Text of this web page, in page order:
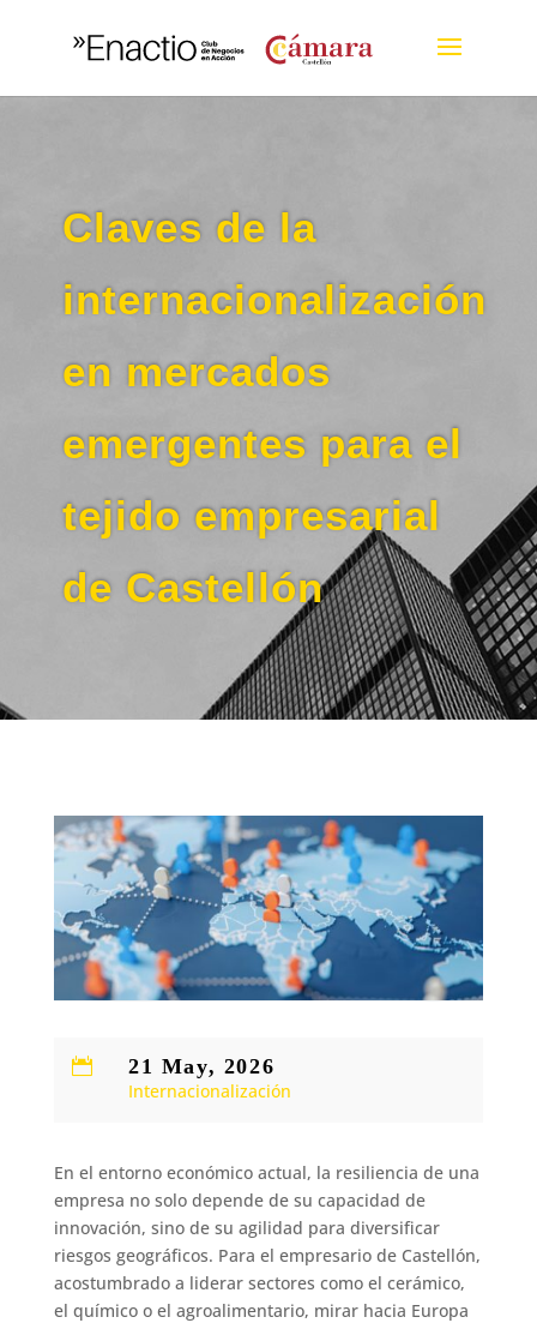
Claves de la
internacionalización
en mercados
emergentes para el
tejido empresarial
de Castellón
 21 May, 2026
Internacionalización
En el entorno económico actual, la resiliencia de una
empresa no solo depende de su capacidad de
innovación, sino de su agilidad para diversificar
riesgos geográficos. Para el empresario de Castellón,
acostumbrado a liderar sectores como el cerámico,
el químico o el agroalimentario, mirar hacia Europa